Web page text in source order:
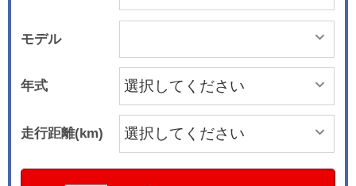
モデル
年式
走行距離(km)